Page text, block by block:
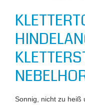
Sonnig, nicht zu heiß